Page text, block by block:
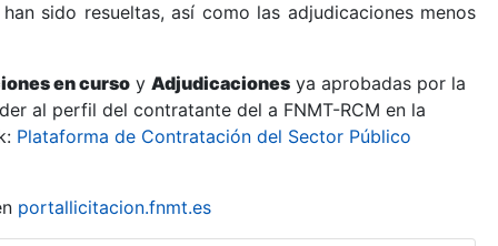
sido resueltas, así como las adjudicaciones menos
en curso y Adjudicaciones ya aprobadas por la
al perfil del contratante del a FNMT-RCM en la
Plataforma de Contratación del Sector Público
portallicitacion.fnmt.es